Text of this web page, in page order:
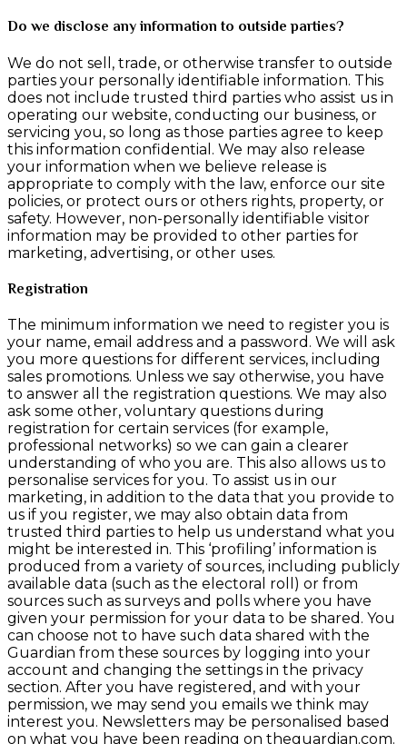
Do we disclose any information to outside parties?
We do not sell, trade, or otherwise transfer to outside
parties your personally identifiable information. This
does not include trusted third parties who assist us in
operating our website, conducting our business, or
servicing you, so long as those parties agree to keep
this information confidential. We may also release
your information when we believe release is
appropriate to comply with the law, enforce our site
policies, or protect ours or others rights, property, or
safety. However, non-personally identifiable visitor
information may be provided to other parties for
marketing, advertising, or other uses.
Registration
The minimum information we need to register you is
your name, email address and a password. We will ask
you more questions for different services, including
sales promotions. Unless we say otherwise, you have
to answer all the registration questions. We may also
ask some other, voluntary questions during
registration for certain services (for example,
professional networks) so we can gain a clearer
understanding of who you are. This also allows us to
personalise services for you. To assist us in our
marketing, in addition to the data that you provide to
us if you register, we may also obtain data from
trusted third parties to help us understand what you
might be interested in. This ‘profiling’ information is
produced from a variety of sources, including publicly
available data (such as the electoral roll) or from
sources such as surveys and polls where you have
given your permission for your data to be shared. You
can choose not to have such data shared with the
Guardian from these sources by logging into your
account and changing the settings in the privacy
section. After you have registered, and with your
permission, we may send you emails we think may
interest you. Newsletters may be personalised based
on what you have been reading on theguardian.com.